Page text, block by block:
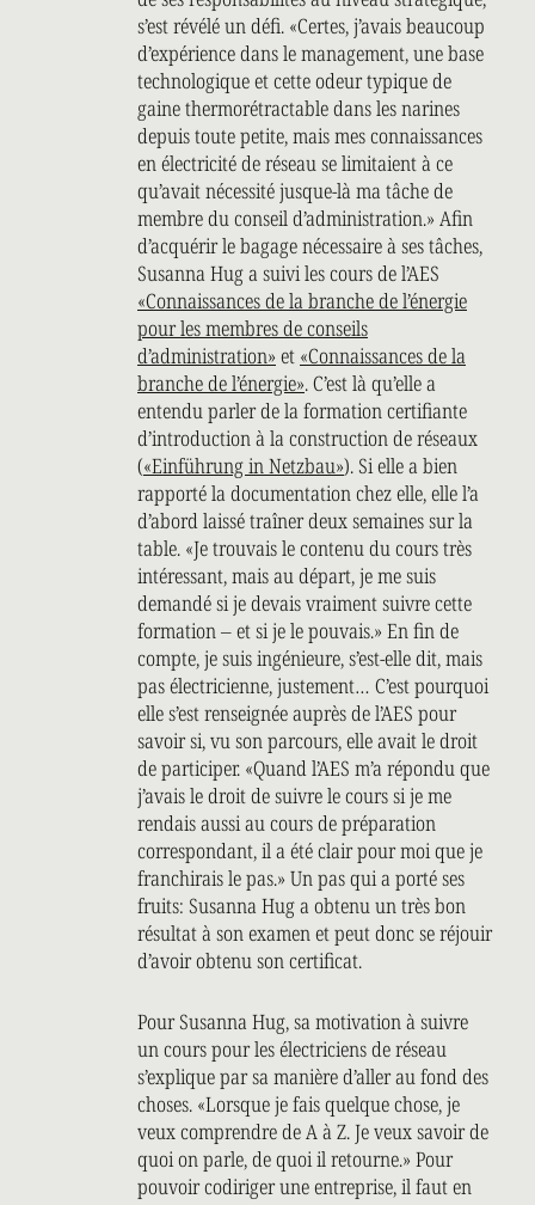
s’est révélé un défi. «Certes, j’avais beaucoup
d’expérience dans le management, une base
technologique et cette odeur typique de
gaine thermorétractable dans les narines
depuis toute petite, mais mes connaissances
en électricité de réseau se limitaient à ce
qu’avait nécessité jusque-là ma tâche de
membre du conseil d’administration.» Afin
d’acquérir le bagage nécessaire à ses tâches,
Susanna Hug a suivi les cours de l’AES
«Connaissances de la branche de l’énergie
pour les membres de conseils
d’administration» et «Connaissances de la
branche de l’énergie». C’est là qu’elle a
entendu parler de la formation certifiante
d’introduction à la construction de réseaux
(«Einführung in Netzbau»). Si elle a bien
rapporté la documentation chez elle, elle l’a
d’abord laissé traîner deux semaines sur la
table. «Je trouvais le contenu du cours très
intéressant, mais au départ, je me suis
demandé si je devais vraiment suivre cette
formation – et si je le pouvais.» En fin de
compte, je suis ingénieure, s’est-elle dit, mais
pas électricienne, justement… C’est pourquoi
elle s’est renseignée auprès de l’AES pour
savoir si, vu son parcours, elle avait le droit
de participer. «Quand l’AES m’a répondu que
j’avais le droit de suivre le cours si je me
rendais aussi au cours de préparation
correspondant, il a été clair pour moi que je
franchirais le pas.» Un pas qui a porté ses
fruits: Susanna Hug a obtenu un très bon
résultat à son examen et peut donc se réjouir
d’avoir obtenu son certificat.
Pour Susanna Hug, sa motivation à suivre
un cours pour les électriciens de réseau
s’explique par sa manière d’aller au fond des
choses. «Lorsque je fais quelque chose, je
veux comprendre de A à Z. Je veux savoir de
quoi on parle, de quoi il retourne.» Pour
pouvoir codiriger une entreprise, il faut en